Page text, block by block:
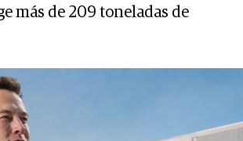
más de 209 toneladas de